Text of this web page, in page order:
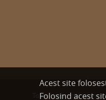
Toate drepturile
Acest site
Folosind acest